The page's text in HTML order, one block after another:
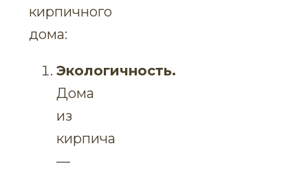
кирпичного
дома:
Экологичность.
Дома
из
кирпича
—